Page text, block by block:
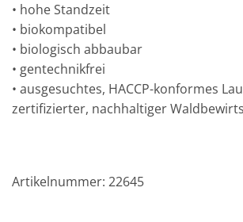
• hohe Standzeit
• biokompatibel
• biologisch abbaubar
• gentechnikfrei
• ausgesuchtes, HACCP-konformes
zertifizierter, nachhaltiger
Artikelnummer: 22645